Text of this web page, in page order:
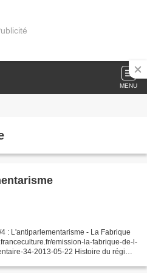
MENU
: L'antiparlementarisme - La Fabrique
emission-la-fabrique-de-l-
34-2013-05-22 Histoire du régime